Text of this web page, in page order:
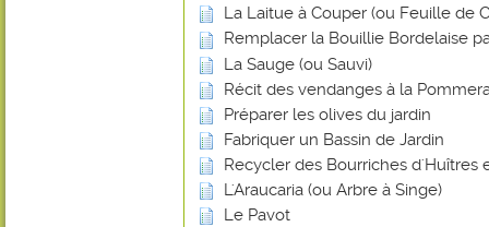
La Laitue à Couper (ou Feuille de
Remplacer la Bouillie Bordelaise
La Sauge (ou Sauvi)
Récit des vendanges à la
Préparer les olives du jardin
Fabriquer un Bassin de Jardin
Recycler des Bourriches d'Huîtres
L'Araucaria (ou Arbre à Singe)
Le Pavot